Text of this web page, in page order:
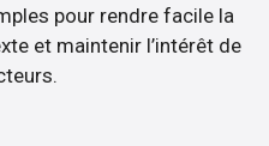
pour rendre facile la
et maintenir l’intérêt de